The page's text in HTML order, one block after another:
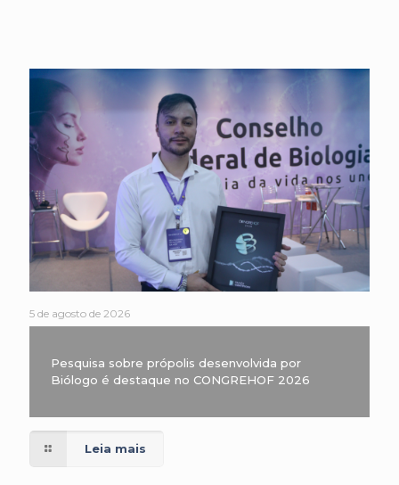
5 de agosto de 2026
Pesquisa sobre própolis desenvolvida por
Biólogo é destaque no CONGREHOF 2026
Leia mais